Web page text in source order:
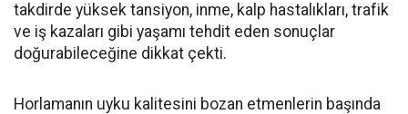
takdirde yüksek tansiyon, inme, kalp hastalıkları, trafik
ve iş kazaları gibi yaşamı tehdit eden sonuçlar
doğurabileceğine dikkat çekti.
Horlamanın uyku kalitesini bozan etmenlerin başında